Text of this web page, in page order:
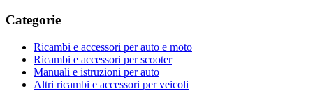
Categorie
Ricambi e accessori per auto e moto
Ricambi e accessori per scooter
Manuali e istruzioni per auto
Altri ricambi e accessori per veicoli